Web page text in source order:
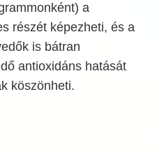
a
részét képezheti, és a
is bátran
antioxidáns hatását
köszönheti.